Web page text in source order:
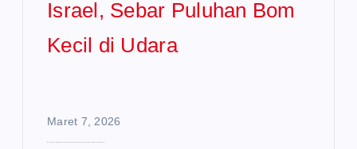
Maret 7, 2026